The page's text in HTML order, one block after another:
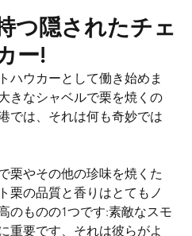
つ隠されたチェ
ー!
ハウカーとして働き始めま
きなシャベルで栗を焼くの
では、それは何も奇妙では
栗やその他の珍味を焼くた
栗の品質と香りはとてもノ
のものの1つです:素敵なスモ
重要です、それは彼らがよ